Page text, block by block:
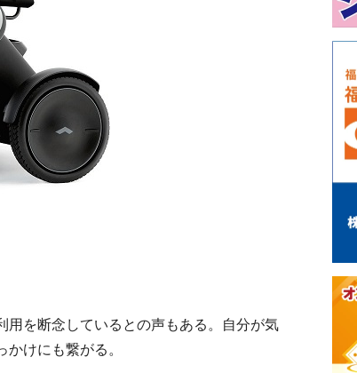
を断念しているとの声もある。自分が気
けにも繋がる。